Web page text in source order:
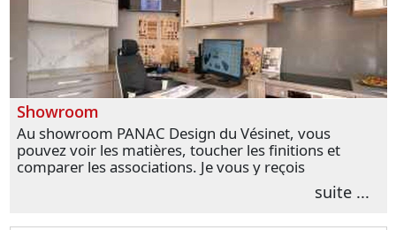
Showroom
Au showroom PANAC Design du Vésinet, vous
pouvez voir les matières, toucher les finitions et
comparer les associations. Je vous y reçois
personnellement pour parler de votre projet et
transformer vos premières idées en choix plussuite ...